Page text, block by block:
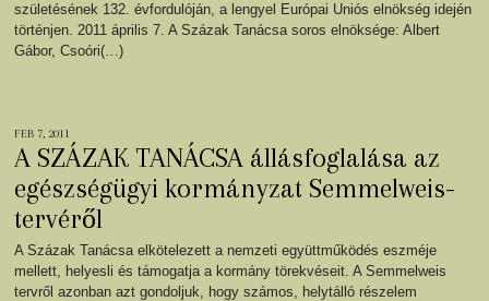
születésének 132. évfordulóján, a lengyel Európai Uniós elnökség idején
történjen. 2011 április 7. A Százak Tanácsa soros elnöksége: Albert
Gábor, Csoóri(…)
FEB 7, 2011
A SZÁZAK TANÁCSA állásfoglalása az
egészségügyi kormányzat Semmelweis-
tervéről
A Százak Tanácsa elkötelezett a nemzeti együttműködés eszméje
mellett, helyesli és támogatja a kormány törekvéseit. A Semmelweis
tervről azonban azt gondoljuk, hogy számos, helytálló részelem